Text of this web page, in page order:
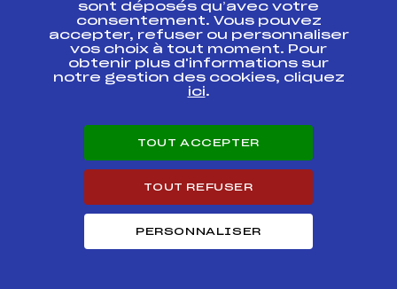
FIS0326.FFS
COUPE DU MONDE
(Tour de Ski Stage
3 of 6)
FFS
COUPE DU MONDE
(Tour de Ski Stage
3 of 6) KO SPRINT
FIS0225.FFS
COUPE DU MONDE
(Tour de Ski Stage
FFS
COUPE DU MONDE
1 of 6)
sont déposés qu’avec votre
consentement. Vous pouvez
accepter, refuser ou personnaliser
vos choix à tout moment. Pour
obtenir plus d'informations sur
notre gestion des cookies, cliquez
ici.
TOUT ACCEPTER
TOUT REFUSER
PERSONNALISER